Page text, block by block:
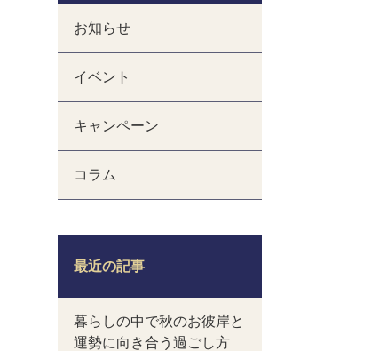
お知らせ
イベント
キャンペーン
コラム
最近の記事
暮らしの中で秋のお彼岸と
運勢に向き合う過ごし方